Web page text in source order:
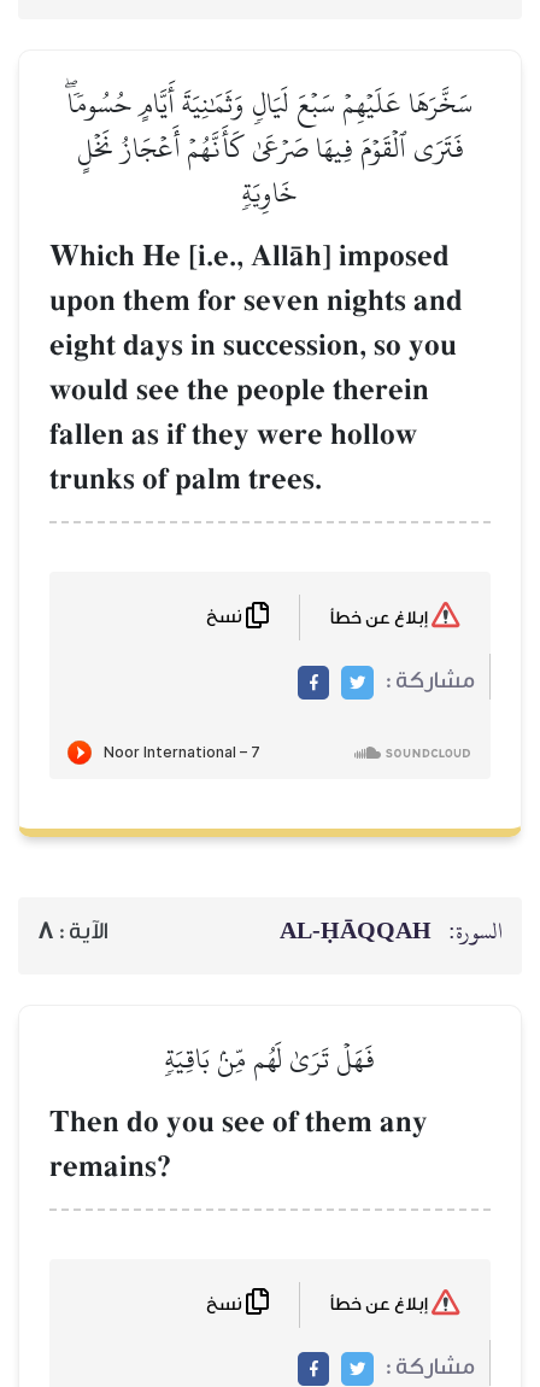
سَخَّرَهَا عَلَيۡهِمۡ سَبۡعَ لَيَالٖ وَثَمَٰنِيَةَ أَيَّامٍ حُسُومٗاۖ
فَتَرَى ٱلۡقَوۡمَ فِيهَا صَرۡعَىٰ كَأَنَّهُمۡ أَعۡجَازُ نَخۡلٍ
خَاوِيَةٖ
Which He [i.e., AllŒh] imposed
upon them for seven nights and
eight days in succession, so you
would see the people therein
fallen as if they were hollow
trunks of palm trees.
مشاركة :
السورة: AL‑ḤĀQQAH الآية : 8
فَهَلۡ تَرَىٰ لَهُم مِّنۢ بَاقِيَةٖ
Then do you see of them any
remains?
مشاركة :